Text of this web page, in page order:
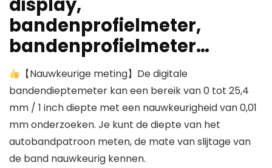
display,
bandenprofielmeter,
bandenprofielmeter…
【Nauwkeurige meting】De digitale
bandendieptemeter kan een bereik van 0 tot 25,4
mm / 1 inch diepte met een nauwkeurigheid van 0,01
mm onderzoeken. Je kunt de diepte van het
autobandpatroon meten, de mate van slijtage van
de band nauwkeurig kennen.